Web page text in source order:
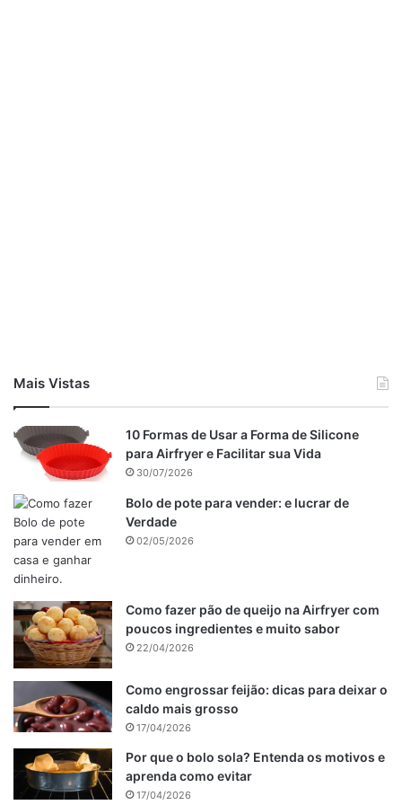
Mais Vistas
10 Formas de Usar a Forma de Silicone
para Airfryer e Facilitar sua Vida
30/07/2026
Bolo de pote para vender: e lucrar de
Verdade
02/05/2026
Como fazer pão de queijo na Airfryer com
poucos ingredientes e muito sabor
22/04/2026
Como engrossar feijão: dicas para deixar o
caldo mais grosso
17/04/2026
Por que o bolo sola? Entenda os motivos e
aprenda como evitar
17/04/2026